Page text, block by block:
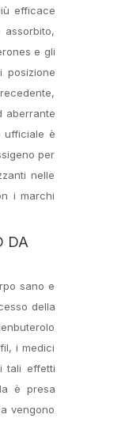
efficace
e gli
posizione
aberrante
ufficiale è
per
nelle
i marchi
DA
sano e
della
i medici
tali effetti
è presa
vengono